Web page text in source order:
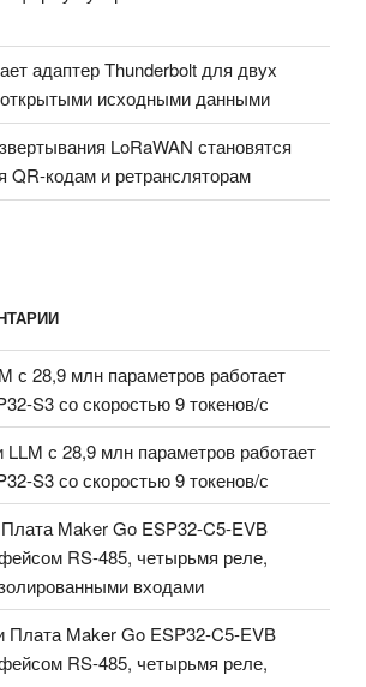
адаптер Thunderbolt для двух
открытыми исходными данными
LoRaWAN становятся
QR-кодам и ретрансляторам
с 28,9 млн параметров работает
S3 со скоростью 9 токенов/с
LLM с 28,9 млн параметров работает
S3 со скоростью 9 токенов/с
Плата Maker Go ESP32-C5-EVB
RS-485, четырьмя реле,
входами
Плата Maker Go ESP32-C5-EVB
RS-485, четырьмя реле,